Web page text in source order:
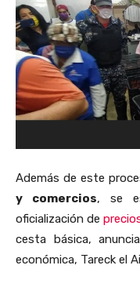
Además de este
y comercios, se
oficialización de
cesta básica,
económica, Tareck el